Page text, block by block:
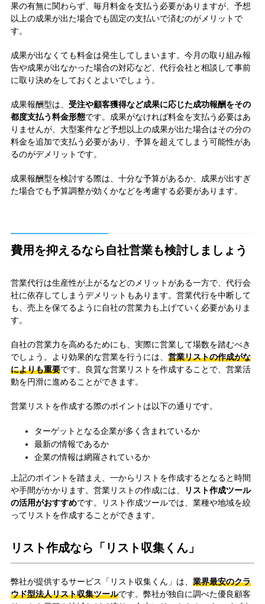
果の有無に関わらず、毎月料金を支払う必要がありますが、予想
以上の成果が出た場合でも固定の支払いで済むのがメリットで
す。
成果が出なくても料金は発生してしまいます。今月の取り組み報
告や成果が出なかった場合の対応など、代行会社と相談して事前
に取り決めをしておくとよいでしょう。
成果報酬型は、 受注や顧客獲得など成果に応じた成功報酬をその
都度支払う料金形態です。成果がなければ料金を支払う必要はあ
りませんが、大型案件など予想以上の成果が出た場合はその分の
料金を追加で支払う必要があり、予算を超えてしまう可能性があ
るのがデメリットです。
成果報酬型を検討する際は、十分な予算があるか、成果が出すぎ
た場合でも予算調整が効くかなどを考慮する必要があります。
費用を抑えるなら自社営業も検討しましょう
営業代行は生産性が上がるなどのメリットがある一方で、代行会
社に依存してしまうデメリットもあります。営業代行を中断して
も、売上を保てるように自社の営業力も上げていく必要がありま
す。
自社の営業力を高めるためにも、実際に営業して場数を踏むべき
でしょう。より効果的な営業を行うには、 営業リストの作成がな
によりも重要です。良質な営業リストを作成することで、営業活
動を円滑に進めることができます。
営業リストを作成する際のポイントは以下の通りです。
ターゲットとなる企業が多く含まれているか
最新の情報であるか
企業の情報は網羅されているか
上記のポイントを踏まえ、一からリストを作成するとなると時間
や手間がかかります。営業リストの作成には、
リスト作成ツール
の活用がおすすめです。リスト作成ツールでは、業種や地域を絞
ってリストを作成することができます。
リスト作成なら「リスト収集くん」
弊社が提供するサービス「リスト収集くん」は、 業界最安のクラ
ウド型法人リスト収集ツールです。弊社が独自に調べた優良顧客